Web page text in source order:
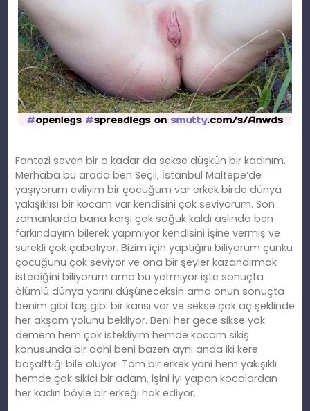
Fantezi seven bir o kadar da sekse düşkün bir kadınım.
Merhaba bu arada ben Seçil, İstanbul Maltepe’de
yaşıyorum evliyim bir çocuğum var erkek birde dünya
yakışıklısı bir kocam var kendisini çok seviyorum. Son
zamanlarda bana karşı çok soğuk kaldı aslında ben
farkındayım bilerek yapmıyor kendisini işine vermiş ve
sürekli çok çabalıyor. Bizim için yaptığını biliyorum çünkü
çocuğunu çok seviyor ve ona bir şeyler kazandırmak
istediğini biliyorum ama bu yetmiyor işte sonuçta
ölümlü dünya yarını düşüneceksin ama onun sonuçta
benim gibi taş gibi bir karısı var ve sekse çok aç şeklinde
her akşam yolunu bekliyor. Beni her gece sikse yok
demem hem çok istekliyim hemde kocam sikiş
konusunda bir dahi beni bazen aynı anda iki kere
boşalttığı bile oluyor. Tam bir erkek yani hem yakışıklı
hemde çok sikici bir adam, işini iyi yapan kocalardan
her kadın böyle bir erkeği hak ediyor.